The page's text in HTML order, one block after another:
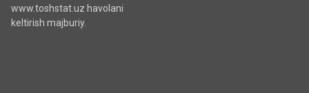
www.toshstat.uz havolani
keltirish majburiy.